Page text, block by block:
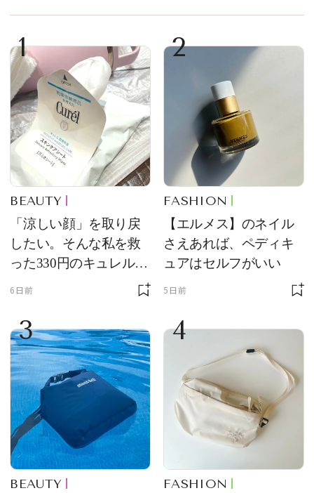
1
BEAUTY
「涼しい顔」を取り戻
したい。そんな私を救
った330円のキュレル名
6日前
2
FASHION
【エルメス】のネイル
さえあれば、ペディキ
ュアはセルフがいい
5日前
3
BEAUTY
4
FASHION